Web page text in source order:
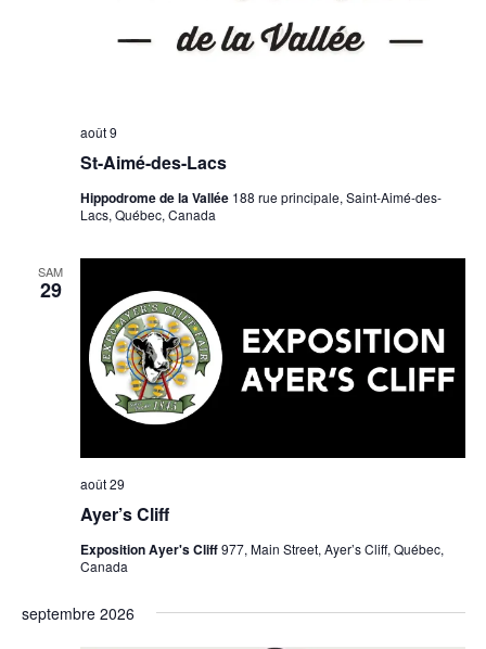
St-Aimé-des-Lacs
août 9
Hippodrome de la Vallée 188 rue principale, Saint-Aimé-des-
Lacs, Québec, Canada
SAM
29
Ayer’s Cliff
août 29
Exposition Ayer's Cliff977, Main Street, Ayer’s Cliff, Québec,
Canada
septembre 2026